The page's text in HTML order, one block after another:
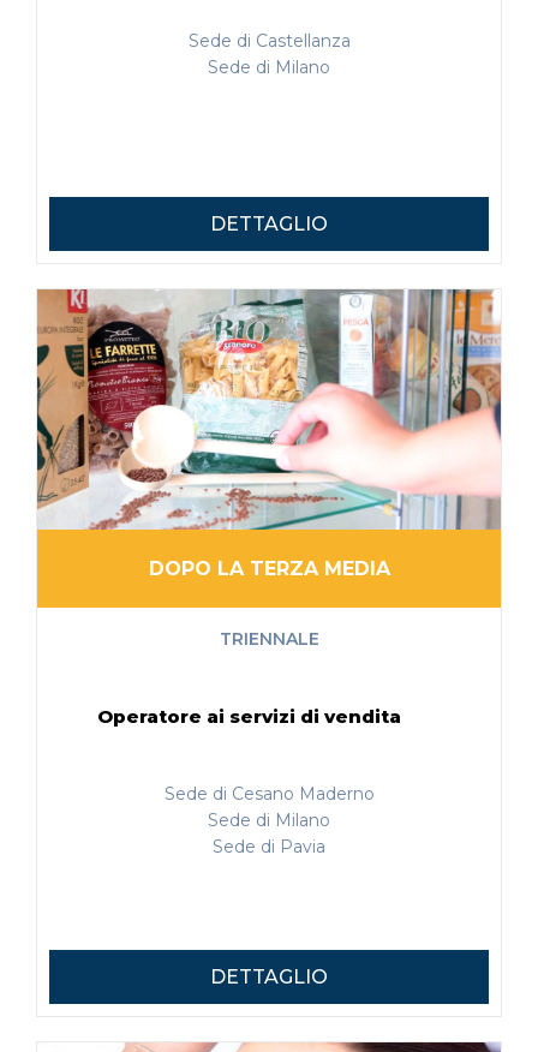
Sede di Castellanza
Sede di Milano
DETTAGLIO
DOPO LA TERZA MEDIA
TRIENNALE
Operatore ai servizi di vendita
Sede di Cesano Maderno
Sede di Milano
Sede di Pavia
DETTAGLIO